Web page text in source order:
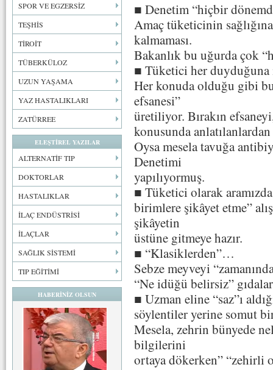
SPOR VE EGZERSİZ
TEŞHİS
TİROİT
TÜBERKÜLOZ
UZUN YAŞAMA
YAZ HASTALIKLARI
ZATÜRREE
ELEŞTİREL YAZILAR
ALTERNATİF TIP
DOKTORLAR
HASTALIKLAR
İLAÇ ENDÜSTRİSİ
İLAÇLAR
SAĞLIK SİSTEMİ
TIP EĞİTİMİ
HABERİNİZ OLSUN
■ Denetim “hiçbir
Amaç tüketicinin
kalmaması.
Bakanlık bu uğurda çok
■ Tüketici her duyduğuna
Her konuda olduğu gibi
efsanesi”
üretiliyor. Bırakın
konusunda
Oysa mesela tavuğa
Denetimi
yapılıyormuş.
■ Tüketici olarak
birimlere şikâyet etme”
şikâyetin
üstüne gitmeye hazır.
■ “Klasiklerden”…
Sebze meyveyi
“Ne idüğü belirsiz”
■ Uzman eline “saz”ı
söylentiler yerine somut
Mesela, zehrin bünyede
bilgilerini
ortaya dökerken” “zehirli